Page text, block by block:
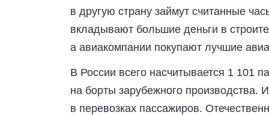
в другую страну займут считанные
вкладывают большие деньги в
а авиакомпании покупают лучшие
В России всего насчитывается 1 101
на борты зарубежного производства.
в перевозках пассажиров.